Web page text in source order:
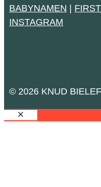
BABYNAMEN |
INSTAGRAM
© 2026 KNUD
SCHLIESSEN